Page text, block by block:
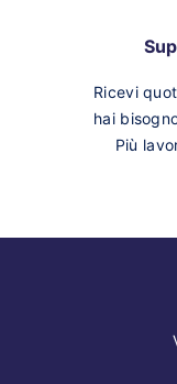
Ricevi
hai
Più